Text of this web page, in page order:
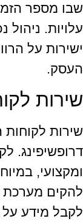
שבו מספר
עלויות. ניהול
ישירות על
העסק.
שירות
שירות לקוחות
דרופשיפינג.
ומקצועי,
להקים
לקבל מידע